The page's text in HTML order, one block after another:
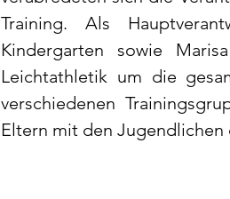
Training. Als
Kindergarten sowie
Leichtathletik um die
verschiedenen
Eltern mit den